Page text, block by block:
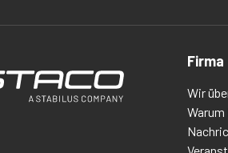
Firma
Wir
Warum